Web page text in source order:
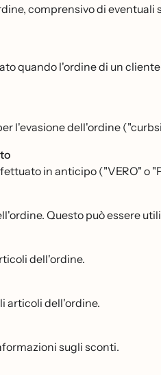
comprensivo di eventuali
quando l'ordine di un
l'evasione dell'ordine
in anticipo ("VERO" o
Questo può essere
dell'ordine.
articoli dell'ordine.
sugli sconti.